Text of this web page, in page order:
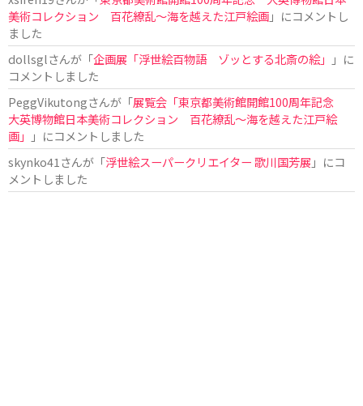
美術コレクション 百花繚乱～海を越えた江戸絵画」にコメントし
ました
dollsglさんが「企画展「浮世絵百物語 ゾッとする北斎の絵」
」に
コメントしました
PeggVikutongさんが「展覧会「東京都美術館開館100周年記念
大英博物館日本美術コレクション 百花繚乱〜海を越えた江戸絵
画」
」にコメントしました
skynko41 さんが「浮世絵スーパークリエイター 歌川国芳展 」にコ
メントしました